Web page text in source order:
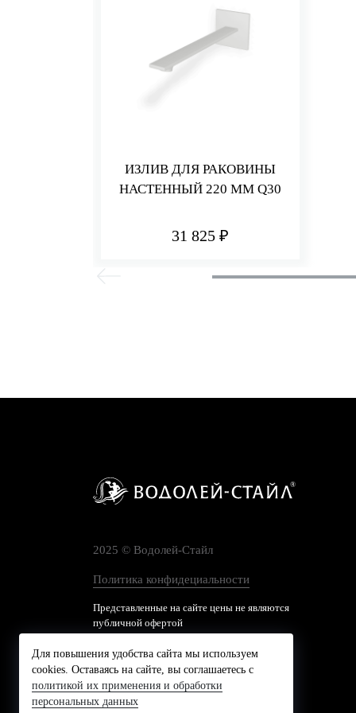
ИЗЛИВ ДЛЯ РАКОВИНЫ
НАСТЕННЫЙ 220 ММ Q30
31 825 ₽
2025 © Водолей-Cтайл
Политика конфидециальности
Представленные на сайте цены не являются
публичной офертой
Для повышения удобства сайта мы используем
cookies. Оставаясь на сайте, вы соглашаетесь с
политикой их применения и обработки
персональных данных